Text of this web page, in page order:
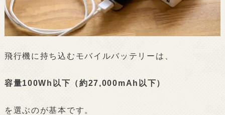
飛行機に持ち込むモバイルバッテリーは、
容量100Wh以下（約27,000mAh以下）
を選ぶのが基本です。